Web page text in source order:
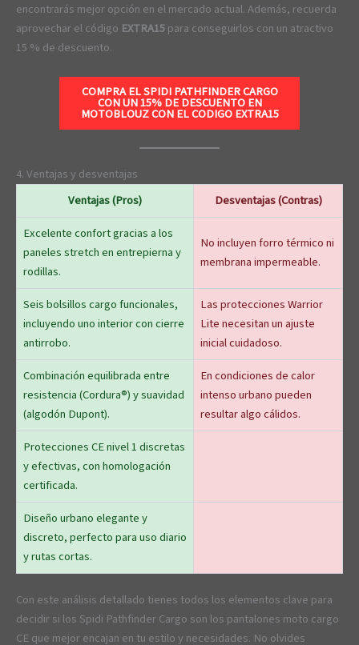
encontrarás mejor opción en el mercado actual. Además, recuerda
aprovechar el código EXTRA15para conseguirlos con un atractivo
15 % de descuento.
COMPRA EL SPIDI PATHFINDER CARGO
CON UN 15% DE DESCUENTO EN
MOTOBLOUZ CON EL CODIGOEXTRA15
4. Ventajas y desventajas
Ventajas (Pros)
Desventajas (Contras)
Excelente confort gracias a los
paneles stretch en entrepierna y
rodillas.
No incluyen forro térmico ni
membrana impermeable.
Seis bolsillos cargo funcionales,
incluyendo uno interior con cierre
antirrobo.
Las protecciones Warrior
Lite necesitan un ajuste
inicial cuidadoso.
Combinación equilibrada entre
resistencia (Cordura®) y suavidad
(algodón Dupont).
En condiciones de calor
intenso urbano pueden
resultar algo cálidos.
Protecciones CE nivel 1 discretas
y efectivas, con homologación
certificada.
Diseño urbano elegante y
discreto, perfecto para uso diario
y rutas cortas.
Con este análisis detallado tienes todos los elementos clave para
decidir si los Spidi Pathfinder Cargo son los pantalones moto cargo
CE que mejor encajan en tu estilo y necesidades. No olvides